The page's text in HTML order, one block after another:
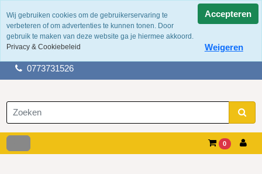
100 jaar ervaring
Fysieke winkel in tegelen
0773731526
0
Wij gebruiken cookies om de gebruikerservaring te
verbeteren of om advertenties te kunnen tonen. Door
gebruik te maken van deze website ga je hiermee akkoord.
Privacy & Cookiebeleid
Accepteren
Weigeren